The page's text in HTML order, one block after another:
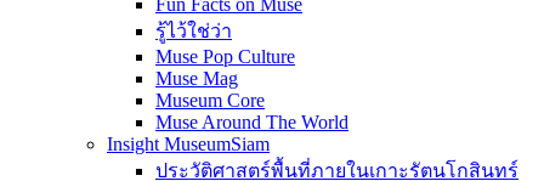
รู้ไว้ใช่ว่า
Muse Pop Culture
Muse Mag
Museum Core
Muse Around The World
Insight MuseumSiam
ประวัติศาสตร์พื้นที่ภายในเกาะรัตนโกสินทร์